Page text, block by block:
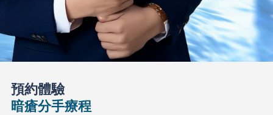
預約體驗
暗瘡分手療程